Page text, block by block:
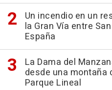
Un incendio en un
la Gran Vía entre
España
La Dama del
desde una montaña
Parque Lineal